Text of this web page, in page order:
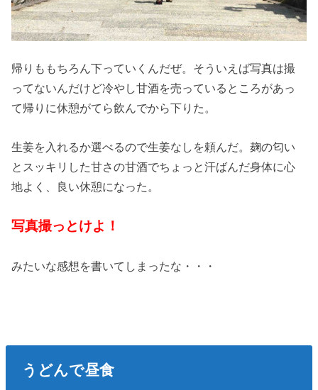
帰りももちろん下っていくんだぜ。そういえば写真は撮
ってないんだけど冷やし甘酒を売っているところがあっ
て帰りに休憩がてら飲んでから下りた。
生姜を入れるか選べるので生姜なしを頼んだ。麹の匂い
とスッキリした甘さの甘酒でちょっと汗ばんだ身体に心
地よく、良い休憩になった。
写真撮っとけよ！
みたいな感想を書いてしまったな・・・
うどんで昼食